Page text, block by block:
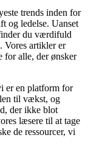
trends inden for
og ledelse. Uanset
du værdifuld
Vores artikler er
for alle, der ønsker
er en platform for
til vækst, og
der ikke blot
læsere til at tage
de ressourcer, vi